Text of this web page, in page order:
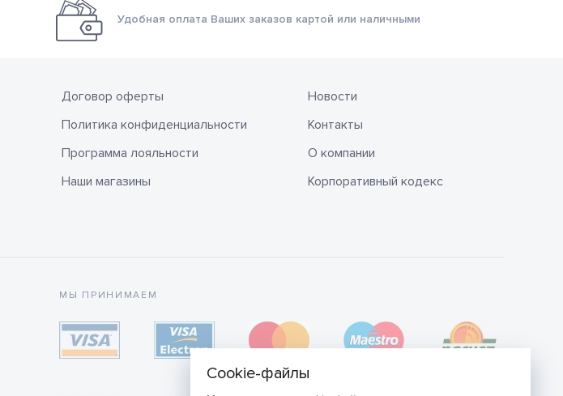
Удобная оплата Ваших заказов картой или наличными
Договор оферты
Политика конфиденциальности
Программа лояльности
Наши магазины
Новости
Контакты
О компании
Корпоративный кодекс
МЫ ПРИНИМАЕМ